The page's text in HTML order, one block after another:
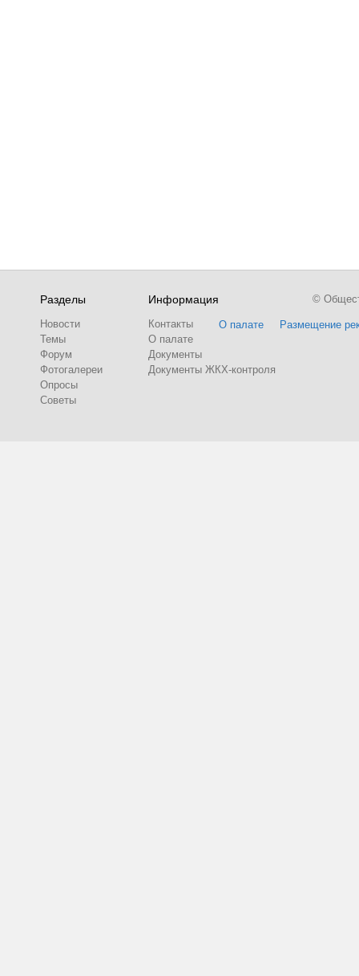
Разделы
Новости
Темы
Форум
Фотогалереи
Опросы
Советы
Информация
Контакты
О палате
Документы
Документы ЖКХ-контроля
О палате Размещение
©